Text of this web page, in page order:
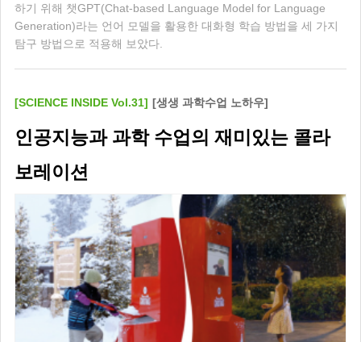
하기 위해 챗GPT(Chat-based Language Model for Language
Generation)라는 언어 모델을 활용한 대화형 학습 방법을 세 가지
탐구 방법으로 적용해 보았다.
[SCIENCE INSIDE Vol.31] [생생 과학수업 노하우]
인공지능과 과학 수업의 재미있는 콜라
보레이션